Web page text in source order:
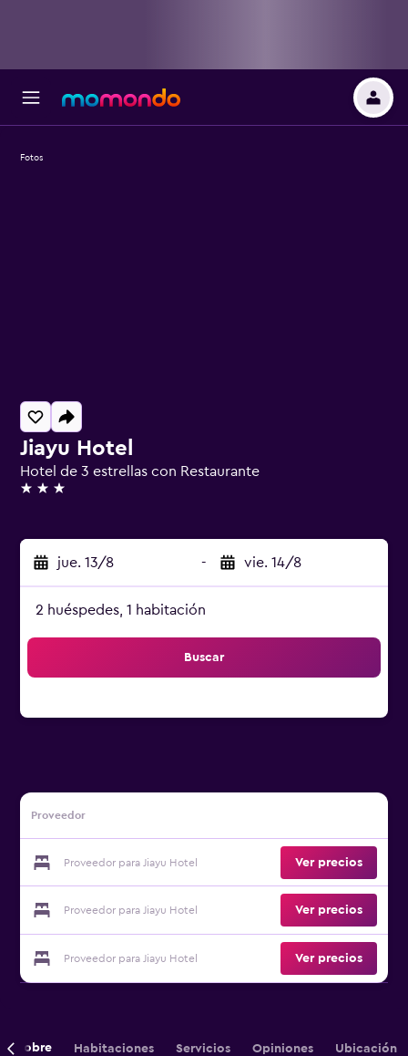
Jiayu Hotel
Hotel de 3 estrellas con Restaurante
3 estrellas
jue. 13/8 - vie. 14/8
2 huéspedes, 1 habitación
Buscar
Proveedor
Proveedor para Jiayu Hotel Ver precios
Proveedor para Jiayu Hotel Ver precios
Proveedor para Jiayu Hotel Ver precios
Fotos
Sobre Habitaciones Servicios Opiniones Ubicación